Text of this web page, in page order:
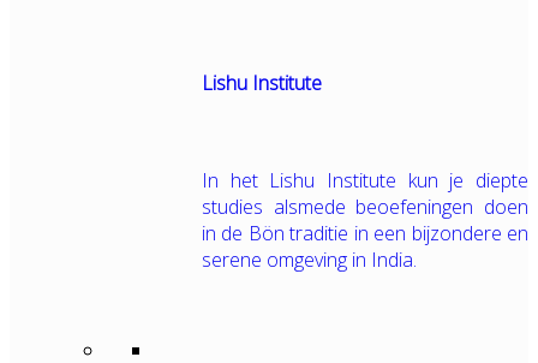
Lishu Institute
In het Lishu Institute kun je diepte
studies alsmede beoefeningen doen
in de Bön traditie in een bijzondere en
serene omgeving in India.